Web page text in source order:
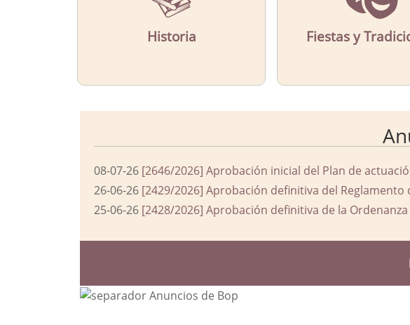
Historia Fiestas y
08-07-26 [2646/2026] Aprobación inicial del Plan de
26-06-26 [2429/2026] Aprobación definitiva del
25-06-26 [2428/2026] Aprobación definitiva de la